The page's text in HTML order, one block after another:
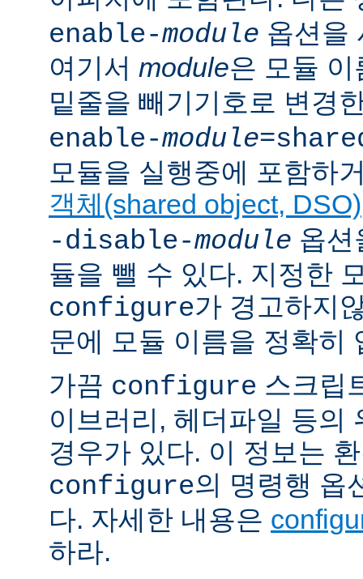
enable-module 옵션을
여기서 module은 모듈
밑줄을 빼기기호로 변경
enable-module
모듈을 실행중에 포함하
객체(shared object, DSO)
-disable-module 옵션
듈을 뺄 수 있다. 지정한
configure가 경고하지
문에 모듈 이름을 정확히
가끔 configure 스크립
이브러리, 헤더파일 등의
경우가 있다. 이 정보는
configure의 명령행 옵
다. 자세한 내용은
하라.